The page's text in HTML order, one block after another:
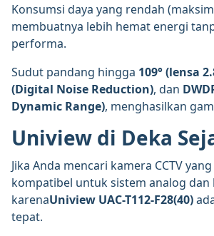
Konsumsi daya yang rendah
membuatnya lebih hemat energi
performa.
Sudut pandang hingga 109° (lensa
(Digital Noise Reduction), dan
Dynamic Range), menghasilkan
Uniview di Deka
Jika Anda mencari kamera CCTV
kompatibel untuk sistem analog dan
karenaUniview UAC-T112-F28(40)
tepat.